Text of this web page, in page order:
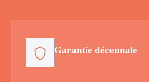
Garantie décennale